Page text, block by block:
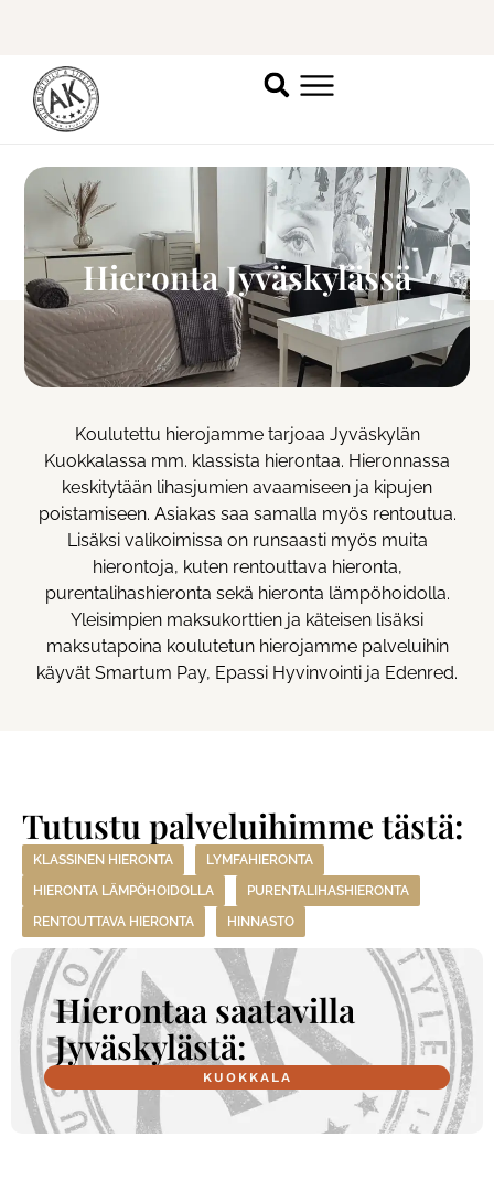
Katso vapaat ajat
Hieronta Jyväskylässä
Koulutettu hierojamme tarjoaa Jyväskylän
Kuokkalassa mm. klassista hierontaa. Hieronnassa
keskitytään lihasjumien avaamiseen ja kipujen
poistamiseen. Asiakas saa samalla myös rentoutua.
Lisäksi valikoimissa on runsaasti myös muita
hierontoja, kuten rentouttava hieronta,
purentalihashieronta sekä hieronta lämpöhoidolla.
Yleisimpien maksukorttien ja käteisen lisäksi
maksutapoina koulutetun hierojamme palveluihin
käyvät Smartum Pay, Epassi Hyvinvointi ja Edenred.
Tutustu palveluihimme tästä:
KLASSINEN HIERONTA
LYMFAHIERONTA
HIERONTA LÄMPÖHOIDOLLA
PURENTALIHASHIERONTA
RENTOUTTAVA HIERONTA
HINNASTO
Hierontaa saatavilla
Jyväskylästä:
KUOKKALA